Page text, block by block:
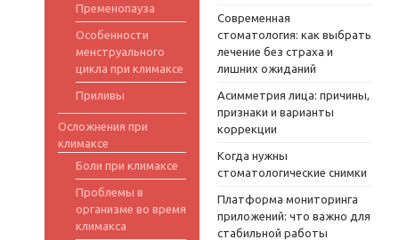
Пременопауза
Особенности
менструального
цикла при климаксе
Приливы
Осложнения при
климаксе
Боли при климаксе
Проблемы в
организме во время
климакса
Современная
стоматология: как выбрать
лечение без страха и
лишних ожиданий
Асимметрия лица: причины,
признаки и варианты
коррекции
Когда нужны
стоматологические снимки
Платформа мониторинга
приложений: что важно для
стабильной работы